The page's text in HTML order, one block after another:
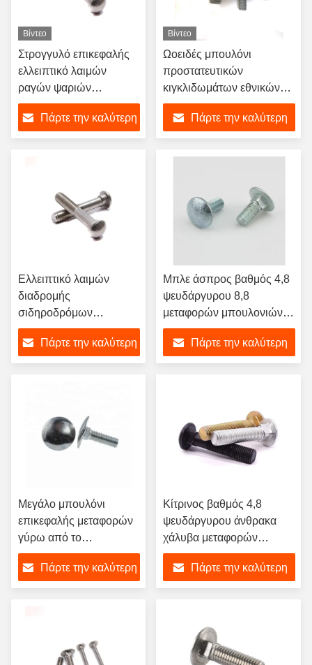
Βίντεο
Στρογγυλό επικεφαλής
ελλειπτικό λαιμών
ραγών ψαριών
μπουλονιών μπουλόνι
διαδρομής λαιμών
σιδηροδρόμων ωοειδές
Πάρτε την καλύτερη
Βίντεο
Ωοειδές μπουλόνι
προστατευτικών
κιγκλιδωμάτων εθνικών
οδών χάλυβα άνθρακα
μπουλονιών
προστατευτικών
κιγκλιδωμάτων
μπουλονιών διαδρομής
λαιμών HDG
Πάρτε την καλύτερη
Ελλειπτικό λαιμών
διαδρομής
σιδηροδρόμων
μπουλόνι λαιμών
μπουλονιών ωοειδές για
το ωοειδές μπουλόνι
σιδηροδρομικών
γραμμών
Πάρτε την καλύτερη
Μπλε άσπρος βαθμός 4,8
ψευδάργυρου 8,8
μεταφορών μπουλονιών
τετραγωνικά λαιμών
μπουλόνια μεταφορών
μπουλονιών διακοσμητικά
Πάρτε την καλύτερη
Μεγάλο μπουλόνι
επικεφαλής μεταφορών
γύρω από το
επικεφαλής τετραγωνικό
μπουλόνι λαιμών
Πάρτε την καλύτερη
Κίτρινος βαθμός 4,8
ψευδάργυρου άνθρακα
χάλυβα μεταφορών
μπουλονιών κίτρινα
ψευδάργυρου τετραγωνικά
λαιμών μπουλονιών
τετραγωνικά
Πάρτε την καλύτερη